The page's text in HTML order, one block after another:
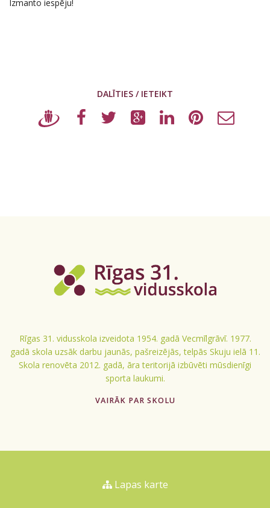
Izmanto iespēju!
DALĪTIES / IETEIKT
Rīgas 31. vidusskola izveidota 1954. gadā Vecmīlgrāvī. 1977.
gadā skola uzsāk darbu jaunās, pašreizējās, telpās Skuju ielā 11.
Skola renovēta 2012. gadā, āra teritorijā izbūvēti mūsdienīgi
sporta laukumi.
VAIRĀK PAR SKOLU
Lapas karte